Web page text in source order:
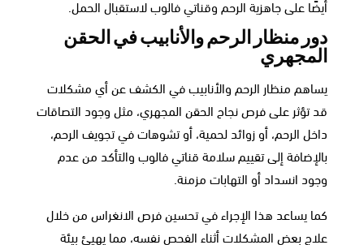
أيضًا على جاهزية الرحم وقناتي فالوب لاستقبال الحمل.
دور منظار الرحم والأنابيب في الحقن
المجهري
يساهم منظار الرحم والأنابيب في الكشف عن أي مشكلات
قد تؤثر على فرص نجاح الحقن المجهري، مثل وجود التصاقات
داخل الرحم، أو زوائد لحمية، أو تشوهات في تجويف الرحم،
بالإضافة إلى تقييم سلامة قناتي فالوب والتأكد من عدم
وجود انسداد أو التهابات مزمنة.
كما يساعد هذا الإجراء في تحسين فرص الانغراس من خلال
علاج بعض المشكلات أثناء الفحص نفسه، مما يهيئ بيئة